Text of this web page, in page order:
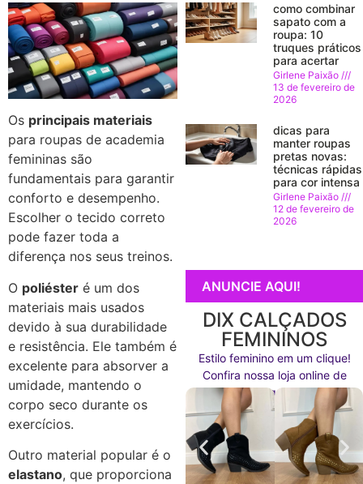
Os principais materiais
para roupas de academia
femininas são
fundamentais para garantir
conforto e desempenho.
Escolher o tecido correto
pode fazer toda a
diferença nos seus treinos.
O poliéster é um dos
materiais mais usados
devido à sua durabilidade
e resistência. Ele também é
excelente para absorver a
umidade, mantendo o
corpo seco durante os
exercícios.
Outro material popular é o
elastano, que proporciona
como combinar
sapato com a
roupa: 10
truques práticos
para acertar
Girlene Paixão
13 de fevereiro de
2026
dicas para
manter roupas
pretas novas:
técnicas rápidas
para cor intensa
Girlene Paixão
12 de fevereiro de
2026
ANUNCIE AQUI!
DIX CALÇADOS
FEMININOS
Estilo feminino em um clique!
Confira nossa loja online de
calçados agora mesmo!